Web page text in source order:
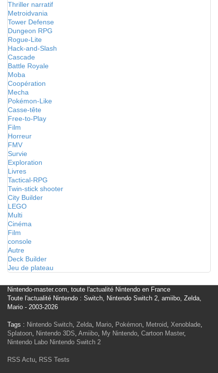
Thriller narratif
Metroidvania
Tower Defense
Dungeon RPG
Rogue-Lite
Hack-and-Slash
Cascade
Battle Royale
Moba
Coopération
Mecha
Pokémon-Like
Casse-tête
Free-to-Play
Film
Horreur
FMV
Survie
Exploration
Livres
Tactical-RPG
Twin-stick shooter
City Builder
LEGO
Multi
Cinéma
Film
console
Autre
Deck Builder
Jeu de plateau
Nintendo-master.com, toute l'actualité Nintendo en France
Toute l'actualité Nintendo : Switch, Nintendo Switch 2, amiibo, Zelda,
Mario - 2003-2026
Tags : Nintendo Switch, Zelda, Mario, Pokémon, Metroid, Xenoblade,
Splatoon, Nintendo 3DS, Amiibo, My Nintendo, Cartoon Master,
Nintendo Labo Nintendo Switch 2
RSS Actu, RSS Tests